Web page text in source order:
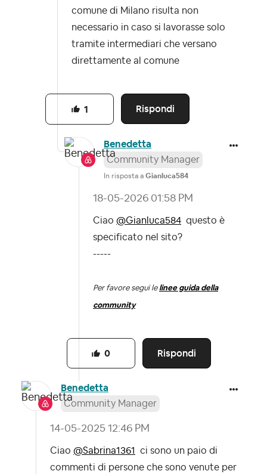
comune di Milano risulta non
necessario in caso si lavorasse solo
tramite intermediari che versano
direttamente al comune
Rispondi
1
Benedetta
Community Manager
In risposta a Gianluca584
‎18-05-2026 01:58 PM
Ciao @Gianluca584 questo è
specificato nel sito?
-----
Per favore segui le linee guida della
community
Rispondi
0
Benedetta
Community Manager
‎14-05-2025 12:46 PM
Ciao @Sabrina1361
ci sono un paio di
commenti di persone che sono venute per